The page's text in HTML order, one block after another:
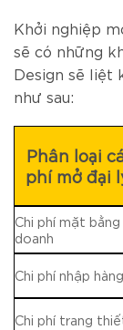
Khởi nghiệp
sẽ có những
Design sẽ liệt
như sau:
Phân loại
phí mở đại
Chi phí mặt bằng
doanh
Chi phí nhập hàng
Chi phí trang